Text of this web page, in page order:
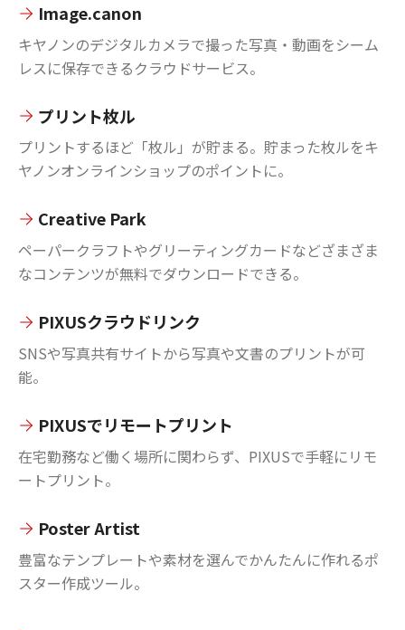
Image.canon
キヤノンのデジタルカメラで撮った写真・動画をシーム
レスに保存できるクラウドサービス。
プリント枚ル
プリントするほど「枚ル」が貯まる。貯まった枚ルをキ
ヤノンオンラインショップのポイントに。
Creative Park
ペーパークラフトやグリーティングカードなどざまざま
なコンテンツが無料でダウンロードできる。
PIXUSクラウドリンク
SNSや写真共有サイトから写真や文書のプリントが可
能。
PIXUSでリモートプリント
在宅勤務など働く場所に関わらず、PIXUSで手軽にリモ
ートプリント。
Poster Artist
豊富なテンプレートや素材を選んでかんたんに作れるポ
スター作成ツール。